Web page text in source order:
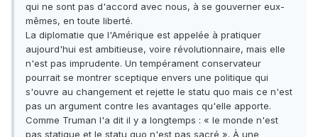
qui ne sont pas d'accord avec nous, à se gouverner eux-
mêmes, en toute liberté.
La diplomatie que l'Amérique est appelée à pratiquer
aujourd'hui est ambitieuse, voire révolutionnaire, mais elle
n'est pas imprudente. Un tempérament conservateur
pourrait se montrer sceptique envers une politique qui
s'ouvre au changement et rejette le statu quo mais ce n'est
pas un argument contre les avantages qu'elle apporte.
Comme Truman l'a dit il y a longtemps : « le monde n'est
pas statique et le statu quo n'est pas sacré ». À une